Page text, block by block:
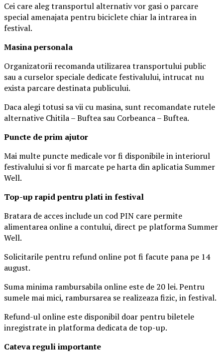
Cei care aleg transportul alternativ vor gasi o parcare
special amenajata pentru biciclete chiar la intrarea in
festival.
Masinapersonala
Organizatorii recomanda utilizarea transportului public
sau a curselor speciale dedicate festivalului, intrucat nu
exista parcare destinata publicului.
Daca alegi totusi sa vii cu masina, sunt recomandate rutele
alternative Chitila – Buftea sau Corbeanca – Buftea.
Puncte de prim ajutor
Mai multe puncte medicale vor fi disponibile in interiorul
festivalului si vor fi marcate pe harta din aplicatia Summer
Well.
Top-up rapid pentru plati in festival
Bratara de acces include un cod PIN care permite
alimentarea online a contului, direct pe platforma Summer
Well.
Solicitarile pentru refund online pot fi facute pana pe 14
august.
Suma minima rambursabila online este de 20 lei. Pentru
sumele mai mici, rambursarea se realizeaza fizic, in festival.
Refund-ul online este disponibil doar pentru biletele
inregistrate in platforma dedicata de top-up.
Cateva reguli importante